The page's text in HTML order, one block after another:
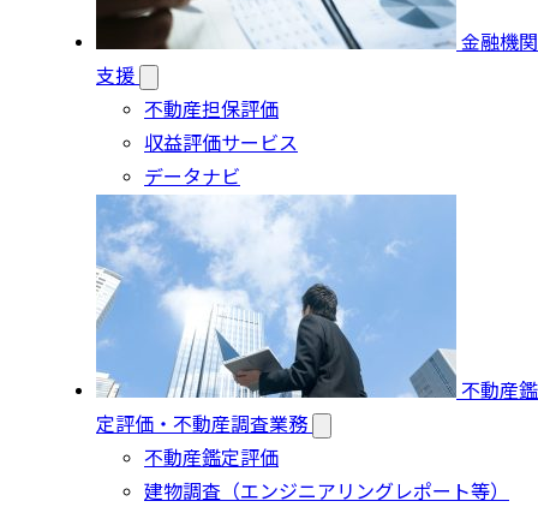
金融機関
支援
不動産担保評価
収益評価サービス
データナビ
不動産鑑
定評価・不動産調査業務
不動産鑑定評価
建物調査（エンジニアリングレポート等）